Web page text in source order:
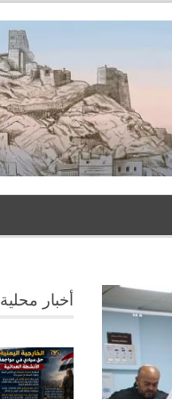
أخبار محلية